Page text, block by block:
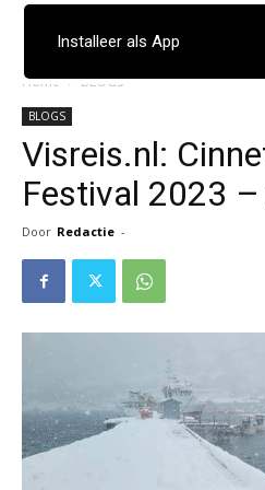
Home BLOGS
BLOGS
Visreis.nl:
Festival 2023
Door Redactie -
Installeer als App